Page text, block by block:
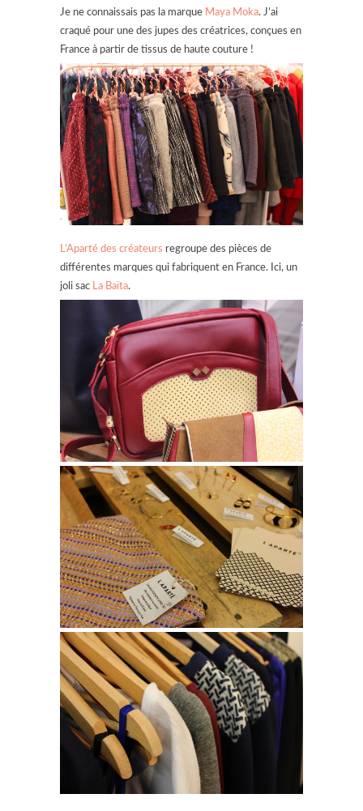
Je ne connaissais pas la marque Maya Moka. J’ai
craqué pour une des jupes des créatrices, conçues en
France à partir de tissus de haute couture !
L’Aparté des créateurs regroupe des pièces de
différentes marques qui fabriquent en France. Ici, un
joli sac La Baïta.